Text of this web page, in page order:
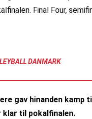
Final Four,
DANMARK
gav hinanden
til pokalfinalen.